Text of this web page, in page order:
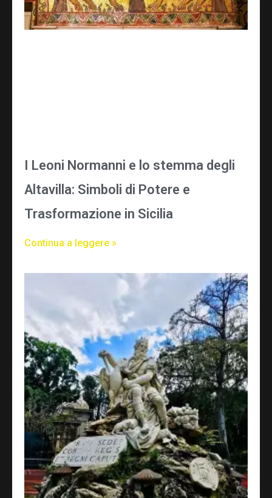
I Leoni Normanni e lo stemma degli
Altavilla: Simboli di Potere e
Trasformazione in Sicilia
Continua a leggere »